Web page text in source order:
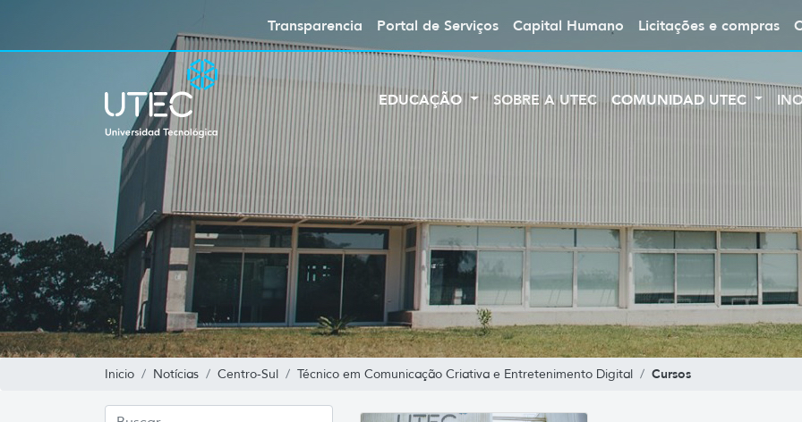
Transparencia Portal de Serviços Capital Humano Licitações e compras
EDUCAÇÃO SOBRE A UTEC COMUNIDAD UTEC
Inicio Notícias Centro-Sul Técnico em Comunicação Criativa e Entretenimento Digital Cursos